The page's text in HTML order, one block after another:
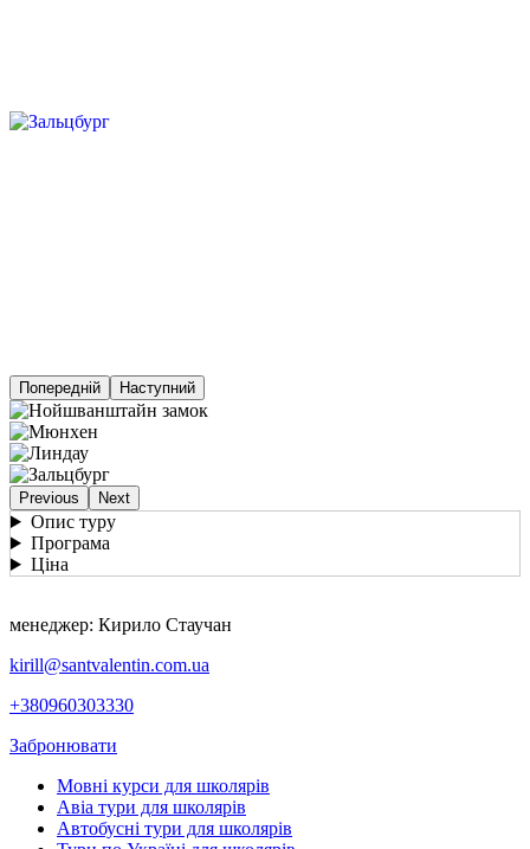
Попередній Наступний
Previous Next
Опис туру
Програма
Ціна
менеджер: Кирило Стаучан
kirill@santvalentin.com.ua
+380960303330
Забронювати
Мовні курси для школярів
Авіа тури для школярів
Автобусні тури для школярів